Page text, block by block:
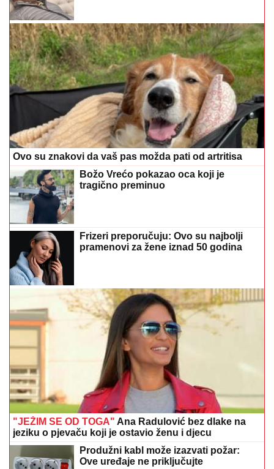
Ovo su znakovi da vaš pas možda pati od artritisa
Božo Vrećo pokazao oca koji je
tragično preminuo
Frizeri preporučuju: Ovo su najbolji
pramenovi za žene iznad 50 godina
"JEŽIM SE OD TOGA" Ana Radulović bez dlake na
jeziku o pjevaču koji je ostavio ženu i djecu
Produžni kabl može izazvati požar:
Ove uređaje ne priključujte